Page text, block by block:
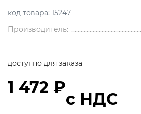
код товара: 15247
Производитель:
доступно для заказа
1 472 ₽
с НДС